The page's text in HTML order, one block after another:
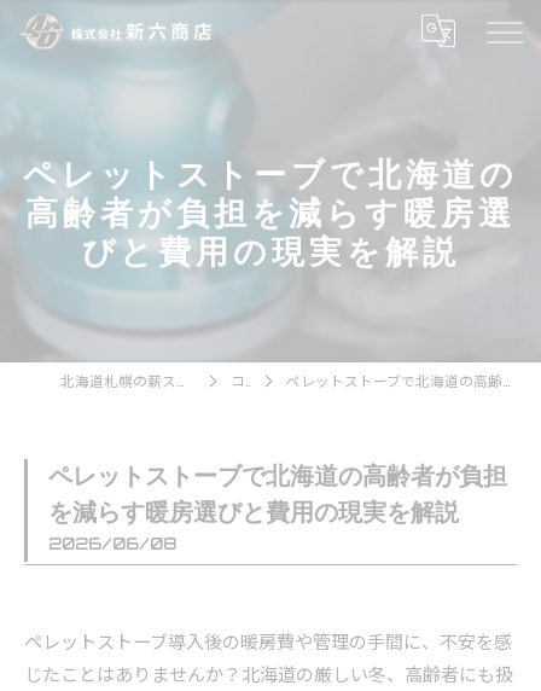
ペレットストーブで北海道の
高齢者が負担を減らす暖房選
びと費用の現実を解説
コラム ペレットストーブで北海道の高齢者が負担を減らす暖房選びと費用の現実を解説
ペレットストーブで北海道の高齢者が負担
を減らす暖房選びと費用の現実を解説
2026/06/08
ペレットストーブ導入後の暖房費や管理の手間に、不安を感
じたことはありませんか？北海道の厳しい冬、高齢者にも扱